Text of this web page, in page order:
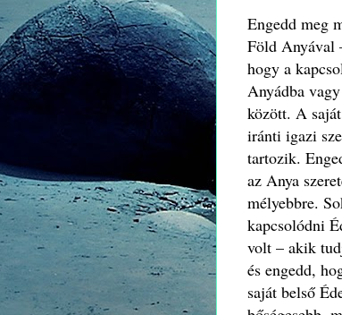
Engedd meg
Föld Anyával
hogy a
Anyádba
között. A
iránti igazi
tartozik.
az Anya
mélyebbre.
kapcsolódni
volt – akik
és engedd,
saját belső